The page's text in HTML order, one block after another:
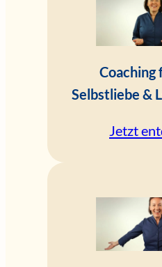
Coaching
Selbstliebe &
Jetzt